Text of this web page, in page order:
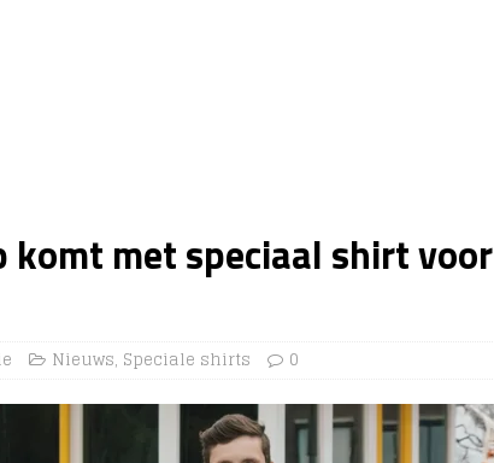
komt met speciaal shirt voor
Nieuws, Speciale shirts 0